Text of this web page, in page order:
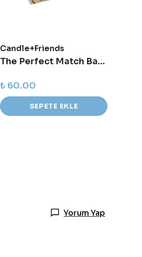
Candle+Friends
The Perfect Match Baby Kibrit Kutusu
₺ 60.00
SEPETE EKLE
Yorum Yap